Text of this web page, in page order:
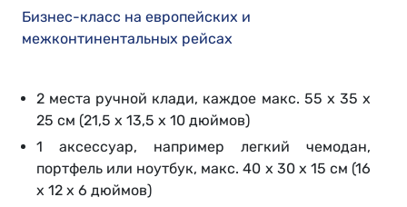
Бизнес-класс на европейских и
межконтинентальных рейсах
2 места ручной клади, каждое макс. 55 x 35 x
25 см (21,5 x 13,5 x 10 дюймов)
1 аксессуар, например легкий чемодан,
портфель или ноутбук, макс. 40 x 30 x 15 см (16
x 12 x 6 дюймов)